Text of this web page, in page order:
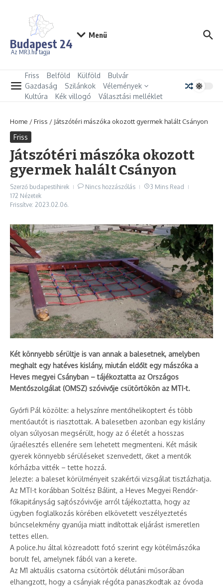
Budapest 24
Az MR3.hu tagja
Menü
Friss Belföld Külföld
Bulvár
Gazdaság
Szilánkok
Vélemények
Kultúra
Kék villogó Választási melléklet
Home /Friss / Játszótéri mászóka okozott gyermek halált Csányon
Friss
Játszótéri mászóka okozott
gyermek halált Csányon
Szerző budapestihirek Nincs hozzászólás
3 Mins Read
172 Nézetek
Frissítve: 2023.02.06.
Két könnyebb sérültje is van annak a balesetnek, amelyben
meghalt egy hatéves kislány, miután eldőlt egy mászóka a
Heves megyei Csányban – tájékoztatta az Országos
Mentőszolgálat (OMSZ) szóvivője csütörtökön az MTI-t.
Győrfi Pál közölte: a helyszínre mentőhelikoptert és több
mentőautót is riasztottak. A balesetben azonban egy kislány
olyan súlyosan megsérült, hogy az ő életét a hosszas
újraélesztés ellenére sem lehetett megmenteni. Két másik
gyerek könnyebb sérüléseket szenvedett, őket a mentők
kórházba vitték – tette hozzá.
Jelezte: a baleset körülményeit szakértői vizsgálat tisztázhatja.
Az MTI-t korábban Soltész Bálint, a Heves Megyei Rendőr-
főkapitányság sajtószóvivője arról tájékoztatta, hogy az
ügyben foglalkozás körében elkövetett veszélyeztetés
bűncselekmény gyanúja miatt indítottak eljárást ismeretlen
tettes ellen.
A police.hu által közreadott fotó szerint egy kötélmászóka
borult fel, amelynek fából van a kerete.
Az M1 aktuális csatorna csütörtök délutáni műsorában
elhangzott, hogy a csányiak régóta panaszkodtak az óvoda